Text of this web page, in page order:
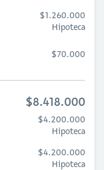
$1.260.000
Hipoteca
$70.000
$8.418.000
$4.200.000
Hipoteca
$4.200.000
Hipoteca